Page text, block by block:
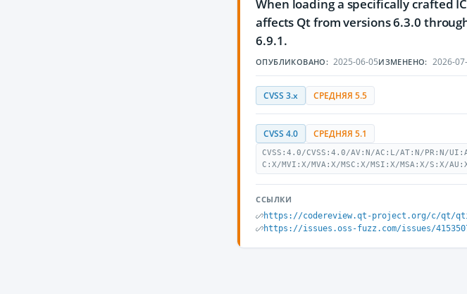
When loading a specifically crafted
affects Qt from versions 6.3.0
6.9.1.
ОПУБЛИКОВАНО: 2025-06-05ИЗМЕНЕНО: 2026-
CVSS 3.x СРЕДНЯЯ 5.5
CVSS 4.0 СРЕДНЯЯ 5.1
CVSS:4.0/CVSS:4.0/AV:N/AC:L/AT:N/PR:N/
C:X/MVI:X/MVA:X/MSC:X/MSI:X/MSA:X/S:X/
ССЫЛКИ
https://codereview.qt-project.org/c/qt/
https://issues.oss-fuzz.com/issues/